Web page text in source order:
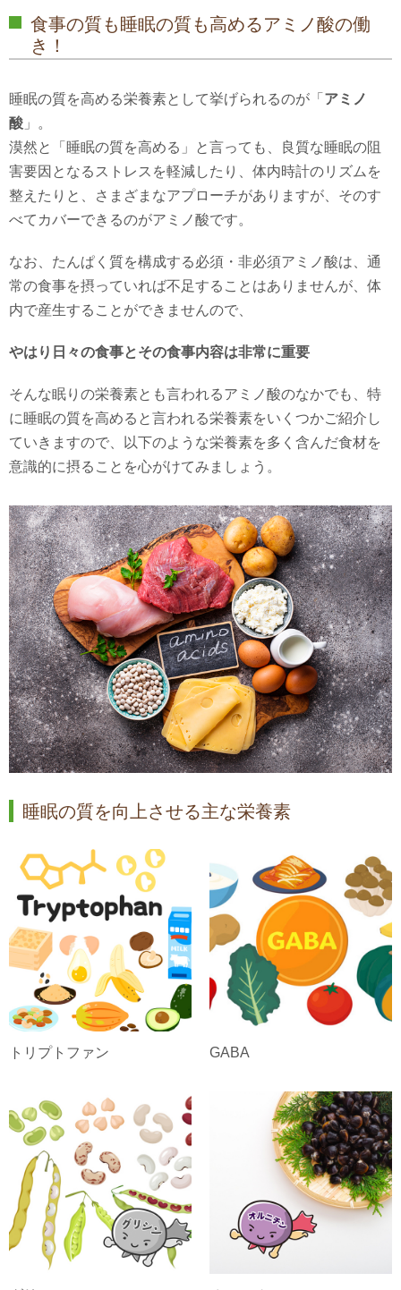
食事の質も睡眠の質も高めるアミノ酸の働
き！
睡眠の質を高める栄養素として挙げられるのが「 アミノ
酸 」。
漠然と「睡眠の質を高める」と言っても、良質な睡眠の阻
害要因となるストレスを軽減したり、体内時計のリズムを
整えたりと、さまざまなアプローチがありますが、そのす
べてカバーできるのがアミノ酸です。
なお、たんぱく質を構成する必須・非必須アミノ酸は、通
常の食事を摂っていれば不足することはありませんが、体
内で産生することができませんので、
やはり日々の食事とその食事内容は非常に重要
そんな眠りの栄養素とも言われるアミノ酸のなかでも、特
に睡眠の質を高めると言われる栄養素をいくつかご紹介し
ていきますので、以下のような栄養素を多く含んだ食材を
意識的に摂ることを心がけてみましょう。
睡眠の質を向上させる主な栄養素
トリプトファン GABA